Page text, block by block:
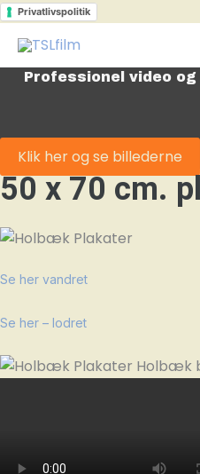
Privatlivspolitik
Professionel video
Klik her og se billederne
50 x 70 cm.
Se her vandret
Se her – lodret